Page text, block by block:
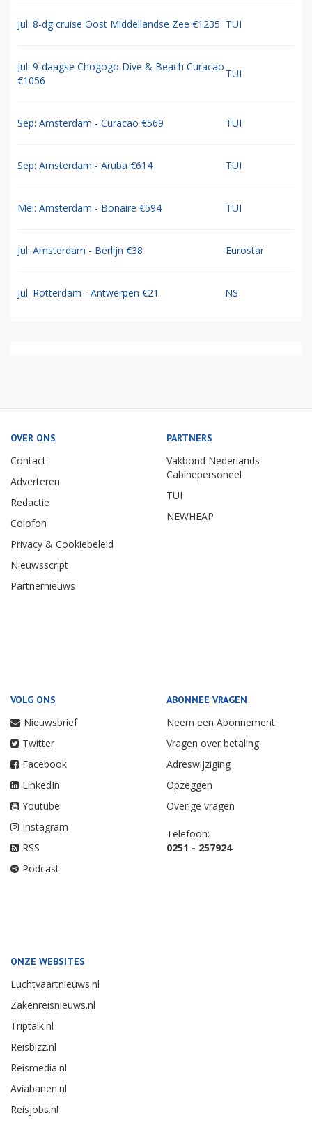
Jul: 8-dg cruise Oost Middellandse Zee €1235 TUI
Jul: 9-daagse Chogogo Dive & Beach Curacao
€1056
TUI
Sep: Amsterdam - Curacao €569 TUI
Sep: Amsterdam - Aruba €614 TUI
Mei: Amsterdam - Bonaire €594 TUI
Jul: Amsterdam - Berlijn €38 Eurostar
Jul: Rotterdam - Antwerpen €21 NS
OVER ONS
Contact
Adverteren
Redactie
Colofon
Privacy & Cookiebeleid
Nieuwsscript
Partnernieuws
PARTNERS
Vakbond Nederlands
Cabinepersoneel
TUI
NEWHEAP
VOLG ONS
Nieuwsbrief
Twitter
Facebook
LinkedIn
Youtube
Instagram
RSS
Podcast
ABONNEE VRAGEN
Neem een Abonnement
Vragen over betaling
Adreswijziging
Opzeggen
Overige vragen
Telefoon:
0251 - 257924
ONZE WEBSITES
Luchtvaartnieuws.nl
Zakenreisnieuws.nl
Triptalk.nl
Reisbizz.nl
Reismedia.nl
Aviabanen.nl
Reisjobs.nl